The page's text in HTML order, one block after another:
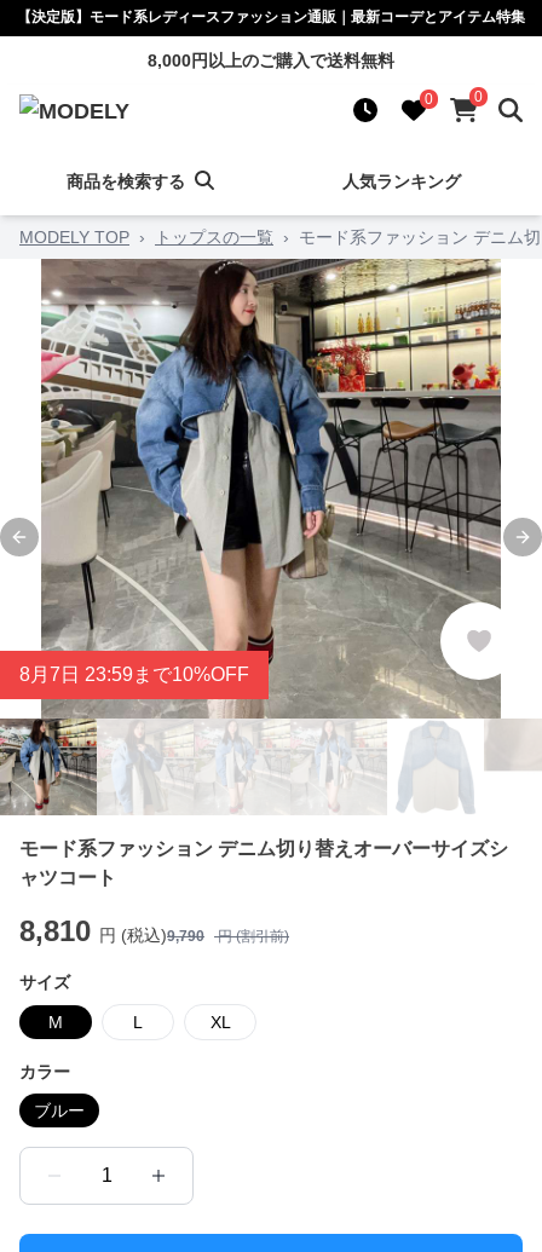
【決定版】モード系レディースファッション通販｜最新コーデとアイテム特集
8,000円以上のご購入で送料無料
0 0
商品を検索する 人気ランキング
MODELY TOP › トップスの一覧 › モード系ファッション デニム
Previous slide
8月 7 日 23:59まで10%OFF
モード系ファッション デニム切り替えオーバーサイズシ
ャツコート
8,810 円 (税込)9,790 円 (割引前)
サイズ
M L XL
カラー
ブルー
1